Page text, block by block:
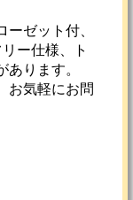
ゼット付、
ー仕様、ト
ります。
お気軽にお問